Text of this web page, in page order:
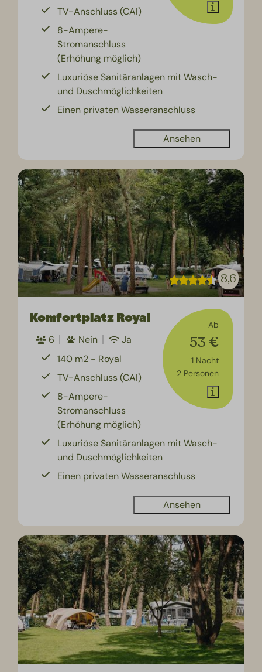
TV-Anschluss (CAI)
8-Ampere-
Stromanschluss
(Erhöhung möglich)
Luxuriöse Sanitäranlagen mit Wasch-
und Duschmöglichkeiten
Einen privaten Wasseranschluss
Ansehen
8,6
Ab
53 €
1 Nacht
2 Personen
Komfortplatz Royal
6 Nein
Ja
140 m2 - Royal
TV-Anschluss (CAI)
8-Ampere-
Stromanschluss
(Erhöhung möglich)
Luxuriöse Sanitäranlagen mit Wasch-
und Duschmöglichkeiten
Einen privaten Wasseranschluss
Ansehen